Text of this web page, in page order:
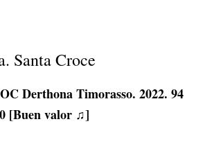
Santa Croce
Derthona Timorasso. 2022. 94
[Buen valor ♫]